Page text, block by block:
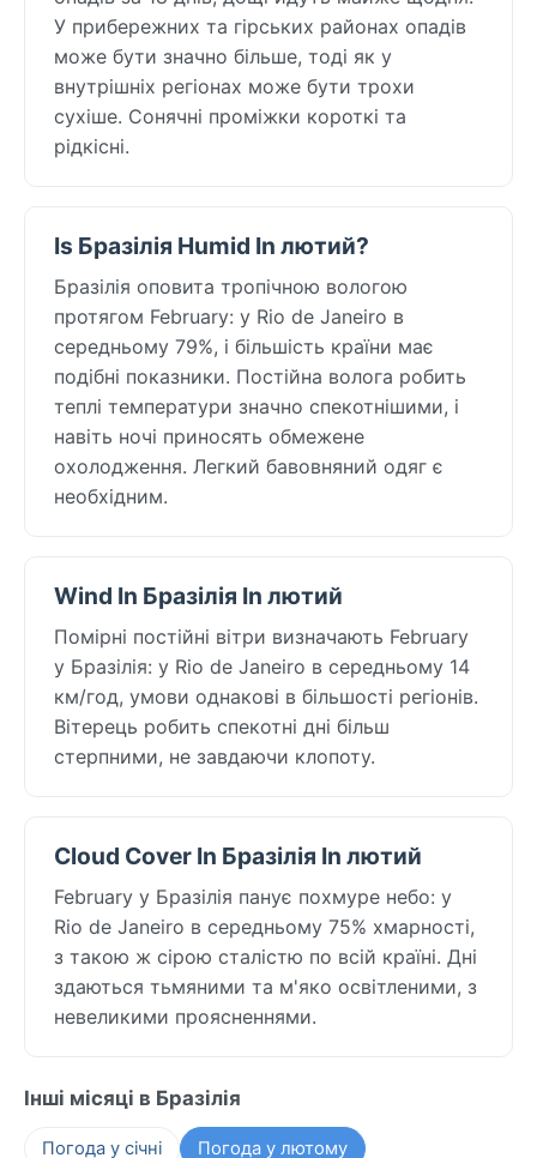
У прибережних та гірських районах опадів
може бути значно більше, тоді як у
внутрішніх регіонах може бути трохи
сухіше. Сонячні проміжки короткі та
рідкісні.
Is Бразілія Humid In лютий?
Бразілія оповита тропічною вологою
протягом February: у Rio de Janeiro в
середньому 79%, і більшість країни має
подібні показники. Постійна волога робить
теплі температури значно спекотнішими, і
навіть ночі приносять обмежене
охолодження. Легкий бавовняний одяг є
необхідним.
Wind In Бразілія In лютий
Помірні постійні вітри визначають February
у Бразілія: у Rio de Janeiro в середньому 14
км/год, умови однакові в більшості регіонів.
Вітерець робить спекотні дні більш
стерпними, не завдаючи клопоту.
Cloud Cover In Бразілія In лютий
February у Бразілія панує похмуре небо: у
Rio de Janeiro в середньому 75% хмарності,
з такою ж сірою сталістю по всій країні. Дні
здаються тьмяними та м'яко освітленими, з
невеликими проясненнями.
Інші місяці в Бразілія
Погода у січні Погода у лютому